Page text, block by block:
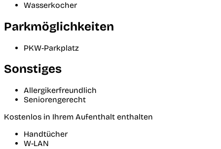
Wasserkocher
Parkmöglichkeiten
PKW-Parkplatz
Sonstiges
Allergikerfreundlich
Seniorengerecht
Kostenlos in Ihrem Aufenthalt enthalten
Handtücher
W-LAN